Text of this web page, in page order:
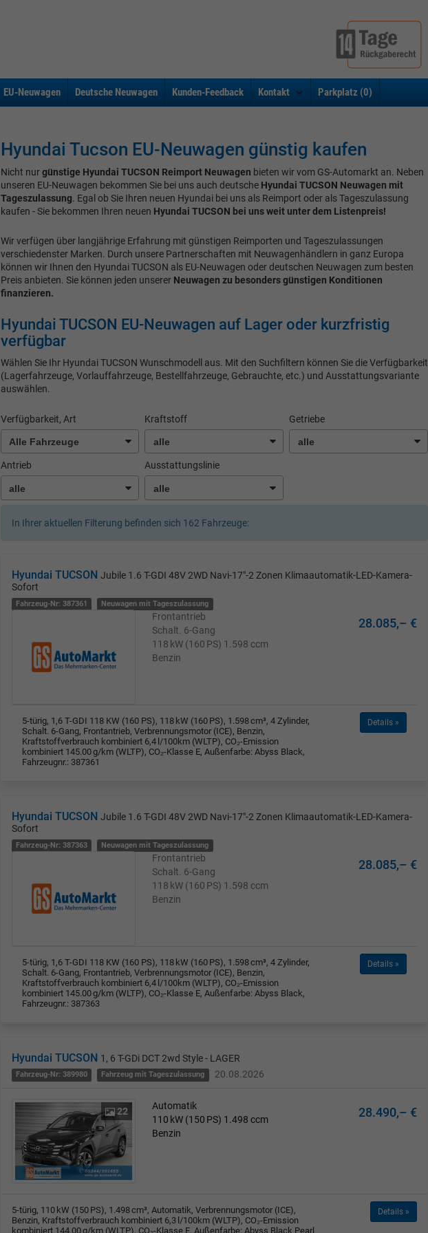
EU-Neuwagen Deutsche Neuwagen Kunden-Feedback Kontakt Parkplatz (0)
Hyundai Tucson EU-Neuwagen günstig kaufen
Nicht nurgünstige Hyundai TUCSON Reimport Neuwagen bieten wir vom GS-Automarkt an. Neben
unseren EU-Neuwagen bekommen Sie bei uns auch deutsche Hyundai TUCSON Neuwagen mit
Tageszulassung. Egal ob Sie Ihren neuen Hyundai bei uns als Reimport oder als Tageszulassung
kaufen - Sie bekommen Ihren neuen Hyundai TUCSON bei uns weit unter dem Listenpreis!
Wir verfügen über langjährige Erfahrung mit günstigen Reimporten und Tageszulassungen
verschiedenster Marken. Durch unsere Partnerschaften mit Neuwagenhändlern in ganz Europa
können wir Ihnen den Hyundai TUCSON als EU-Neuwagen oder deutschen Neuwagen zum besten
Preis anbieten. Sie können jeden unserer Neuwagen zu besonders günstigen Konditionen
finanzieren.
Hyundai TUCSON EU-Neuwagen auf Lager oder kurzfristig
verfügbar
Wählen Sie Ihr Hyundai TUCSON Wunschmodell aus. Mit den Suchfiltern können Sie die Verfügbarkeit
(Lagerfahrzeuge, Vorlauffahrzeuge, Bestellfahrzeuge, Gebrauchte, etc.) und Ausstattungsvariante
auswählen.
Verfügbarkeit, Art Kraftstoff Getriebe
Antrieb Ausstattungslinie
In Ihrer aktuellen Filterung befinden sich 162 Fahrzeuge:
Hyundai TUCSON Jubile 1.6 T-GDI 48V 2WD Navi-17"-2 Zonen Klimaautomatik-LED-Kamera-
Sofort
Fahrzeug-Nr: 387361 Neuwagen mit Tageszulassung
Frontantrieb
Schalt. 6-Gang
118 kW (160 PS) 1.598 ccm
Benzin
28.085,– €
5-türig, 1,6 T-GDI 118 KW (160 PS), 118 kW (160 PS), 1.598 cm³, 4 Zylinder,
Schalt. 6-Gang, Frontantrieb, Verbrennungsmotor (ICE), Benzin,
Kraftstoffverbrauch kombiniert 6,4 l/100km (WLTP), CO₂-Emission
kombiniert 145.00 g/km (WLTP), CO₂-Klasse E, Außenfarbe: Abyss Black,
Fahrzeugnr.: 387361
Details »
Hyundai TUCSON Jubile 1.6 T-GDI 48V 2WD Navi-17"-2 Zonen Klimaautomatik-LED-Kamera-
Sofort
Fahrzeug-Nr: 387363 Neuwagen mit Tageszulassung
Frontantrieb
Schalt. 6-Gang
118 kW (160 PS) 1.598 ccm
Benzin
28.085,– €
5-türig, 1,6 T-GDI 118 KW (160 PS), 118 kW (160 PS), 1.598 cm³, 4 Zylinder,
Schalt. 6-Gang, Frontantrieb, Verbrennungsmotor (ICE), Benzin,
Kraftstoffverbrauch kombiniert 6,4 l/100km (WLTP), CO₂-Emission
kombiniert 145.00 g/km (WLTP), CO₂-Klasse E, Außenfarbe: Abyss Black,
Fahrzeugnr.: 387363
Details »
Hyundai TUCSON 1, 6 T-GDi DCT 2wd Style - LAGER
Fahrzeug-Nr: 389980 Fahrzeug mit Tageszulassung 20.08.2026
22
Automatik
110 kW (150 PS) 1.498 ccm
Benzin
28.490,– €
5-türig, 110 kW (150 PS), 1.498 cm³, Automatik, Verbrennungsmotor (ICE),
Benzin, Kraftstoffverbrauch kombiniert 6,3 l/100km (WLTP), CO₂-Emission
kombiniert 144.00 g/km (WLTP), CO₂-Klasse E, Außenfarbe: Abyss Black Pearl
Details »